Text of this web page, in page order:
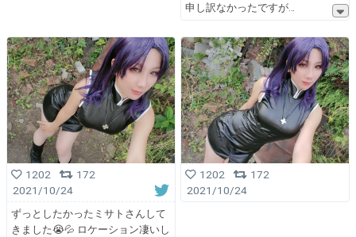
申し訳なかったですが
1202
172
2021/10/24
ずっとしたかったミサトさんして
きました😭💦 ロケーション凄いし
1202
172
2021/10/24